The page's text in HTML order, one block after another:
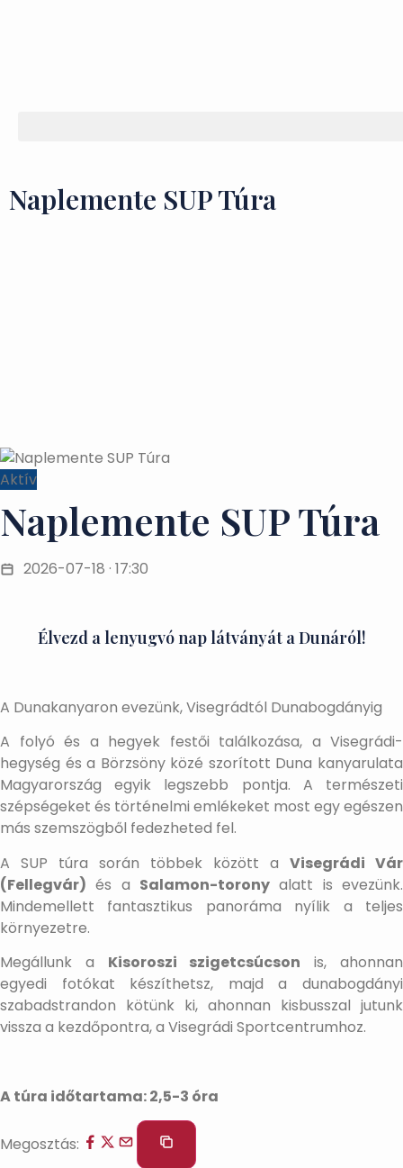
Naplemente SUP Túra
Aktív
Naplemente SUP Túra
2026-07-18 · 17:30
Élvezd a lenyugvó nap látványát a Dunáról!
A Dunakanyaron evezünk, Visegrádtól Dunabogdányig
A folyó és a hegyek festői találkozása, a Visegrádi-
hegység és a Börzsöny közé szorított Duna kanyarulata
Magyarország egyik legszebb pontja. A természeti
szépségeket és történelmi emlékeket most egy egészen
más szemszögből fedezheted fel.
A SUP túra során többek között a Visegrádi Vár
(Fellegvár) és a Salamon-torony alatt is evezünk.
Mindemellett fantasztikus panoráma nyílik a teljes
környezetre.
Megállunk a Kisoroszi szigetcsúcson is, ahonnan
egyedi fotókat készíthetsz, majd a dunabogdányi
szabadstrandon kötünk ki, ahonnan kisbusszal jutunk
vissza a kezdőpontra, a Visegrádi Sportcentrumhoz.
A túra időtartama: 2,5-3 óra
Megosztás: